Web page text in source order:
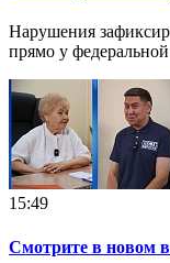
Нарушения
прямо у
15:49
Смотрите в новом